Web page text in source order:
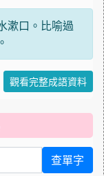
漱口。比喻過
觀看完整成語資料
查單字